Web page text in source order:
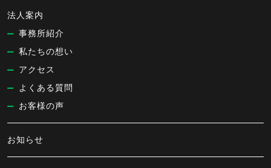
法人案内
事務所紹介
私たちの想い
アクセス
よくある質問
お客様の声
お知らせ